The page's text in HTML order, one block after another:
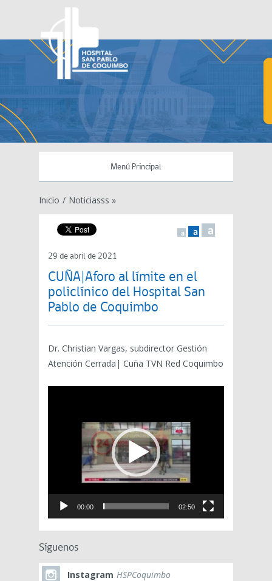
Menú Principal
Inicio / Noticiasss »
a a a
29 de abril de 2021
CUÑA|Aforo al límite en el
policlínico del Hospital San
Pablo de Coquimbo
Dr. Christian Vargas, subdirector Gestión
Atención Cerrada| Cuña TVN Red Coquimbo
00:00 02:50
Síguenos
Instagram HSPCoquimbo